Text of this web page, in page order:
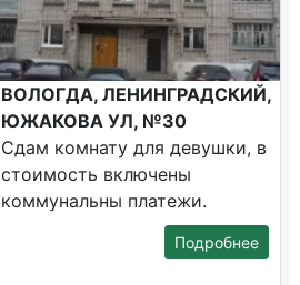
ВОЛОГДА, ЛЕНИНГРАДСКИЙ,
ЮЖАКОВА УЛ, №30
Сдам комнату для девушки, в
стоимость включены
коммунальны платежи.
Подробнее